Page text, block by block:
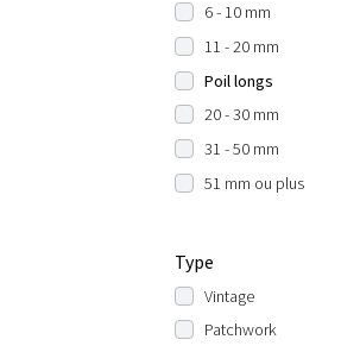
6 - 10 mm
11 - 20 mm
Poil longs
20 - 30 mm
31 - 50 mm
51 mm ou plus
Type
Vintage
Patchwork